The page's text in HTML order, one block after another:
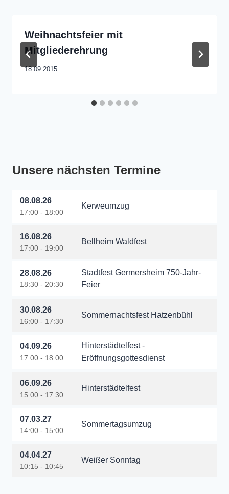
Weihnachtsfeier mit
Mitgliederehrung
18.09.2015
Unsere nächsten Termine
08.08.26
17:00 - 18:00
Kerweumzug
16.08.26
17:00 - 19:00
Bellheim Waldfest
28.08.26
18:30 - 20:30
Stadtfest Germersheim 750-Jahr-
Feier
30.08.26
16:00 - 17:30
Sommernachtsfest Hatzenbühl
04.09.26
17:00 - 18:00
Hinterstädtelfest -
Eröffnungsgottesdienst
06.09.26
15:00 - 17:30
Hinterstädtelfest
07.03.27
14:00 - 15:00
Sommertagsumzug
04.04.27
10:15 - 10:45
Weißer Sonntag